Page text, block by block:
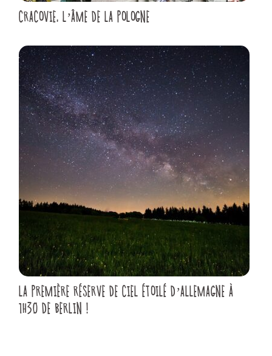
CRACOVIE, L’ÂME DE LA POLOGNE
LA PREMIÈRE RÉSERVE DE CIEL ÉTOILÉ D’ALLEMAGNE À
1H30 DE BERLIN !